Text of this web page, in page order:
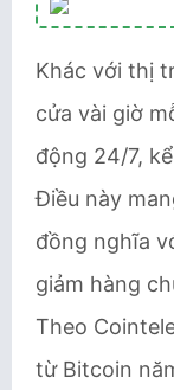
Khác với thị
cửa vài giờ
động 24/7,
Điều này
đồng nghĩa
giảm hàng
Theo
từ Bitcoin